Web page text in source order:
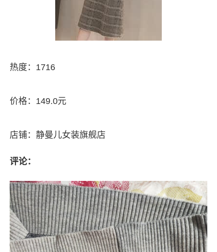
热度：1716
价格：149.0元
店铺：静曼儿女装旗舰店
评论：